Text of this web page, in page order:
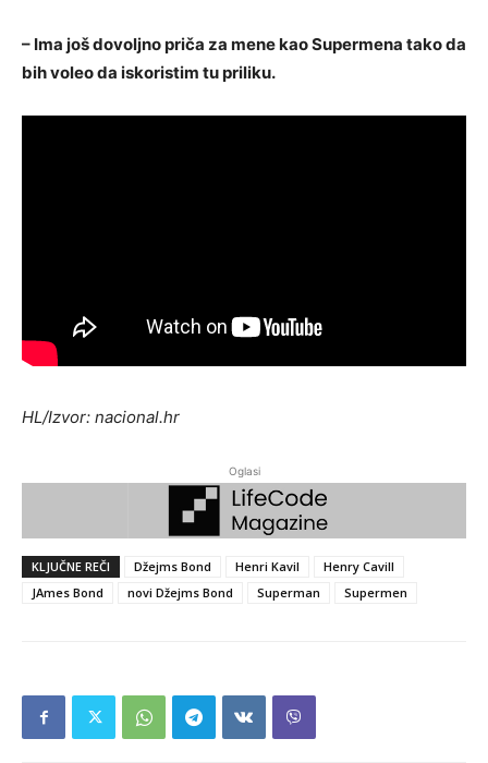
– Ima još dovoljno priča za mene kao Supermena tako da
bih voleo da iskoristim tu priliku.
HL/Izvor: nacional.hr
Oglasi
KLJUČNE REČI Džejms Bond Henri Kavil
Henry Cavill
JAmes Bond
novi Džejms Bond Superman Supermen